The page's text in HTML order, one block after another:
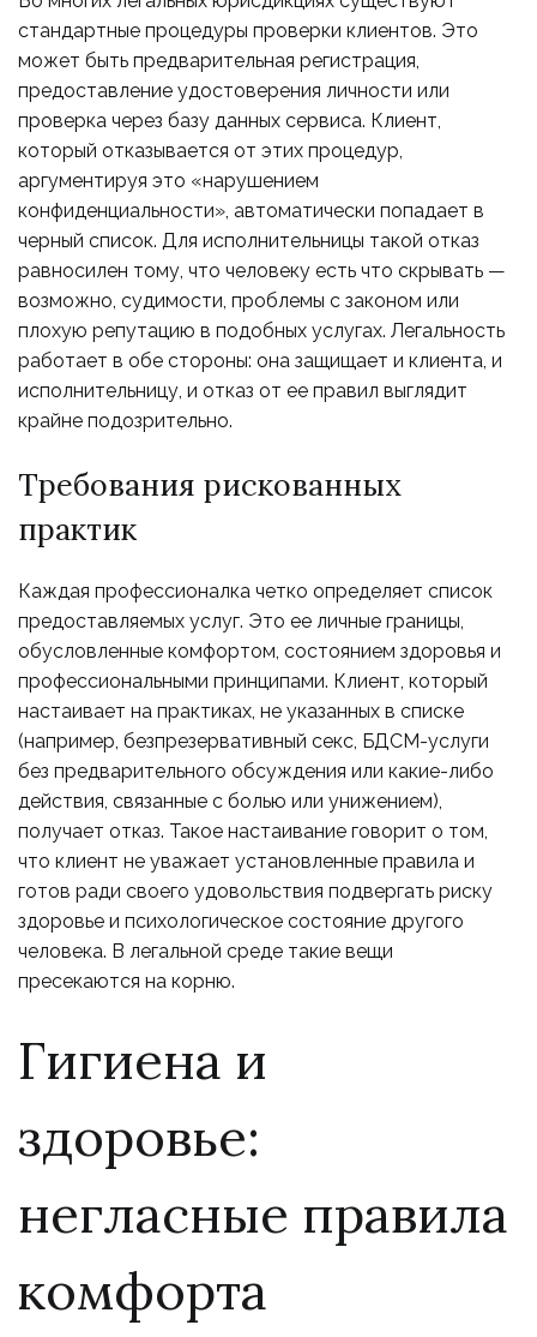
стандартные процедуры проверки клиентов. Это
может быть предварительная регистрация,
предоставление удостоверения личности или
проверка через базу данных сервиса. Клиент,
который отказывается от этих процедур,
аргументируя это «нарушением
конфиденциальности», автоматически попадает в
черный список. Для исполнительницы такой отказ
равносилен тому, что человеку есть что скрывать —
возможно, судимости, проблемы с законом или
плохую репутацию в подобных услугах. Легальность
работает в обе стороны: она защищает и клиента, и
исполнительницу, и отказ от ее правил выглядит
крайне подозрительно.
Требования рискованных
практик
Каждая профессионалка четко определяет список
предоставляемых услуг. Это ее личные границы,
обусловленные комфортом, состоянием здоровья и
профессиональными принципами. Клиент, который
настаивает на практиках, не указанных в списке
(например, безпрезервативный секс, БДСМ-услуги
без предварительного обсуждения или какие-либо
действия, связанные с болью или унижением),
получает отказ. Такое настаивание говорит о том,
что клиент не уважает установленные правила и
готов ради своего удовольствия подвергать риску
здоровье и психологическое состояние другого
человека. В легальной среде такие вещи
пресекаются на корню.
Гигиена и
здоровье:
негласные правила
комфорта